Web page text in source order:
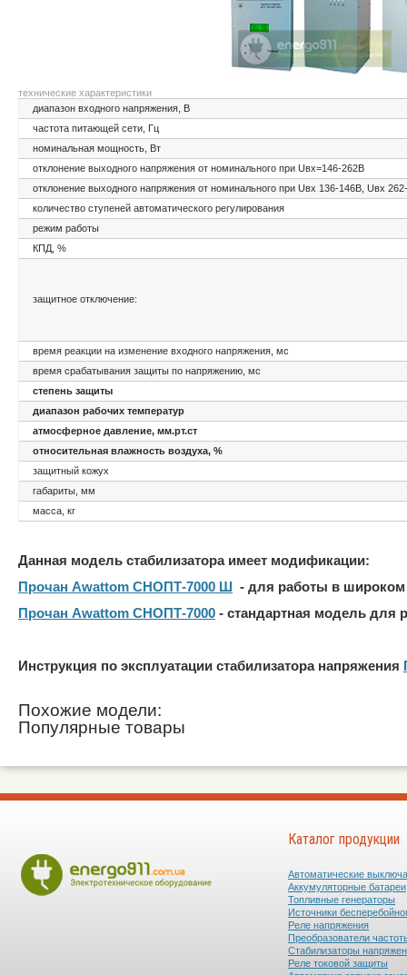
технические характеристики
диапазон входного напряжения, В
частота питающей сети, Гц
номинальная мощность, Вт
отклонение выходного напряжения от номинального при Uвх=146-262В
отклонение выходного напряжения от номинального при Uвх 136-146В, Uвх
количество ступеней автоматического регулирования
режим работы
КПД, %
защитное отключение:
время реакции на изменение входного напряжения, мс
время срабатывания защиты по напряжению, мс
степень защиты
диапазон рабочих температур
атмосферное давление, мм.рт.ст
относительная влажность воздуха, %
защитный кожух
габариты, мм
масса, кг
Данная модель стабилизатора имеет модификации:
Прочан Awattom СНОПТ-7000 Ш - для работы в широком
Прочан Awattom СНОПТ-7000 - стандартная модель для
Инструкция по эксплуатации стабилизатора напряжения
Похожие модели:
Популярные товары
Каталог продукции
Автоматические
Аккумуляторные батареи
Топливные генераторы
Источники
Реле напряжения
Преобразователи
Стабилизаторы
Реле токовой защиты